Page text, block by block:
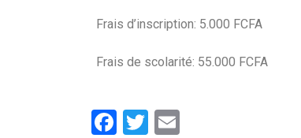
Frais d’inscription: 5.000 FCFA
Frais de scolarité: 55.000 FCFA
F
T